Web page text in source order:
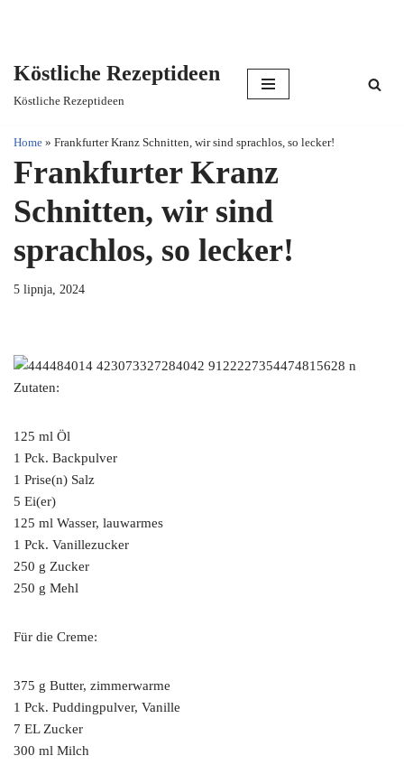
content
Köstliche Rezeptideen
Köstliche Rezeptideen
Home » Frankfurter Kranz Schnitten, wir sind sprachlos, so lecker!
Frankfurter Kranz
Schnitten, wir sind
sprachlos, so lecker!
5 lipnja, 2024
Zutaten:
125 ml Öl
1 Pck. Backpulver
1 Prise(n) Salz
5 Ei(er)
125 ml Wasser, lauwarmes
1 Pck. Vanillezucker
250 g Zucker
250 g Mehl
Für die Creme:
375 g Butter, zimmerwarme
1 Pck. Puddingpulver, Vanille
7 EL Zucker
300 ml Milch